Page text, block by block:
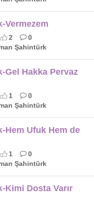
Vermezem
2
0
Şahintürk
Gel Hakka Pervaz
1
0
Şahintürk
Hem Ufuk Hem de
1
0
Şahintürk
Kimi Dosta Varır